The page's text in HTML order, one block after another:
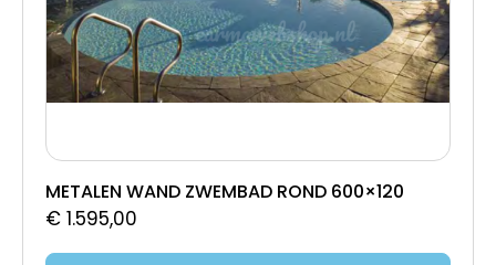
METALEN WAND ZWEMBAD ROND 600×120
€ 1.595,00